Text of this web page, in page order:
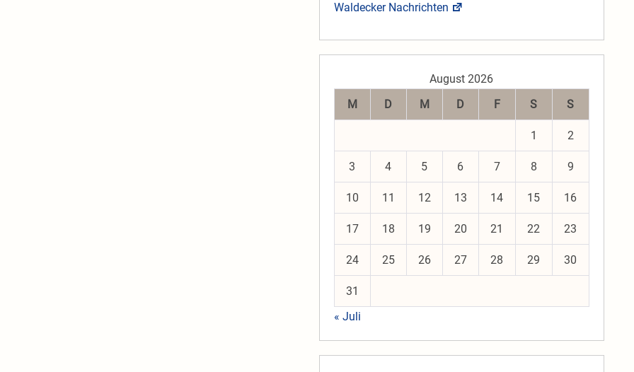
Waldecker Nachrichten
August 2026
M
D M D F S S
1 2
3 4 5 6 7 8 9
10 11 12 13 14 15 16
17 18 19 20 21 22 23
24 25 26 27 28 29 30
31
« Juli